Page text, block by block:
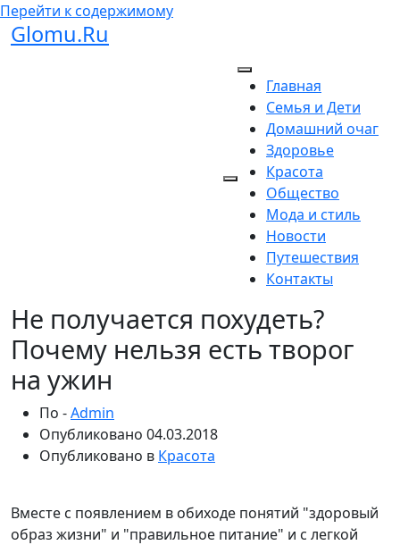
Перейти к содержимому
Glomu.Ru
Главная
Семья и Дети
Домашний очаг
Здоровье
Красота
Общество
Мода и стиль
Новости
Путешествия
Контакты
Не получается похудеть?
Почему нельзя есть творог
на ужин
По -Admin
Опубликовано 04.03.2018
Опубликовано в Красота
Вместе с появлением в обиходе понятий "здоровый
образ жизни" и "правильное питание" и с легкой